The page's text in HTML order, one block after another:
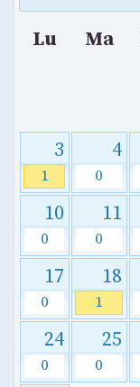
Lu Ma
3
1
4
0
10
0
11
0
17
0
18
1
24
0
25
0